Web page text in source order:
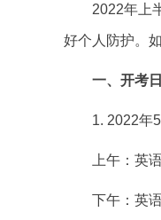
2022年上半
好个人防护。
一、开考
1. 2022年5
上午：英语
下午：英语